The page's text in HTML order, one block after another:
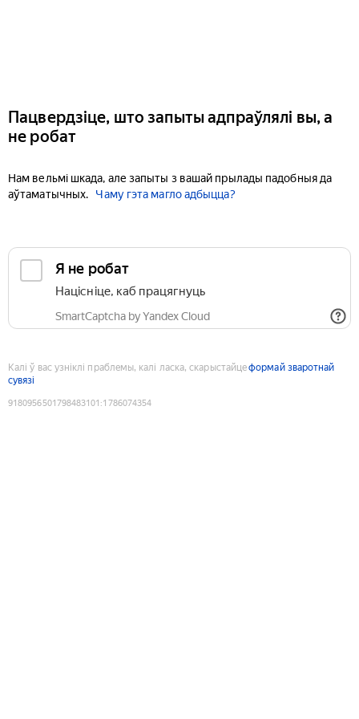
Пацвердзіце, што запыты адпраўлялі вы, а
не робат
Нам вельмі шкада, але запыты з вашай прылады падобныя да
аўтаматычных.
Чаму гэта магло адбыцца?
Я не робат
Націсніце, каб працягнуць
SmartCaptcha by Yandex Cloud
Калі ў вас узніклі праблемы, калі ласка, скарыстайцеформай зваротнай
сувязі
9180956501798483101 :1786074354